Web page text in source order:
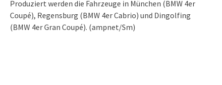
Produziert werden die Fahrzeuge in München (BMW 4er
Coupé), Regensburg (BMW 4er Cabrio) und Dingolfing
(BMW 4er Gran Coupé). (ampnet/Sm)